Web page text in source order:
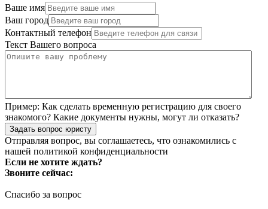
Ваше имя
Ваш город
Контактный телефон
Текст Вашего вопроса
Пример: Как сделать временную регистрацию для своего
знакомого? Какие документы нужны, могут ли отказать?
Задать вопрос юристу
Отправляя вопрос, вы соглашаетесь, что ознакомились с
нашей политикой конфиденциальности
Если не хотите ждать?
Звоните сейчас:
Спасибо за вопрос